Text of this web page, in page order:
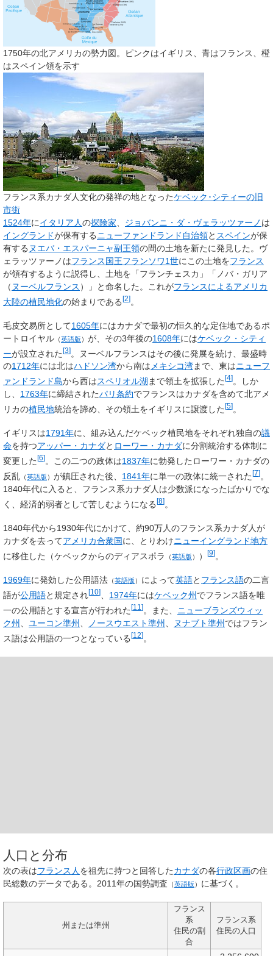
1750年の北アメリカの勢力図。ピンクはイギリス、青はフランス、橙
はスペイン領を示す
フランス系カナダ人文化の発祥の地となったケベック･シティーの旧
市街
1524年にイタリア人の探険家 ジョバンニ・ダ・ヴェラッツァーノ は
イングランドが保有するニューファンドランド自治領と スペインが保
有する ヌエバ・エスパーニャ副王領の間の土地を新たに発見した。ヴ
ェラッツァーノはフランス国王フランソワ1世にこの土地をフランス
が領有するように説得し、土地を「フランチェスカ」「ノバ・ガリア
（ ヌーベルフランス ）」と命名した。これがフランスによるアメリカ
大陸の植民地化の始まりである[2]
毛皮交易所として1605年にはカナダで最初の恒久的な定住地であるポ
ートロイヤル （英語版 ） が、その3年後の1608年にはケベック・シティ
ーが設立された[3]。ヌーベルフランスはその後に発展を続け、最盛時
の1712年には北はハドソン湾から南はメキシコ湾まで、東はニューフ
ァンドランド島から西はスペリオル湖 まで領土を拡張した [4] 。しか
し、 1763年に締結されたパリ条約でフランスはカナダを含めて北アメ
リカの植民地統治を諦め、その領土をイギリスに譲渡した [5] 。
イギリスは1791年に、組み込んだケベック植民地をそれぞれ独自の議
会を持つアッパー・カナダと ローワー・カナダに分割統治する体制に
変更した [6] 。この二つの政体は1837年に勃発した ローワー・カナダの
反乱 （英語版 ） が鎮圧された後、 1841年に単一の政体に統一された[7]。
1840年代に入ると、フランス系カナダ人は少数派になったばかりでな
く、経済的弱者として苦しむようになる[8]。
1840年代から1930年代にかけて、約90万人のフランス系カナダ人が
カナダを去ってアメリカ合衆国に、とりわけニューイングランド地方
に移住した（ケベックからのディアスポラ （英語版 ） ） [9]。
1969年に発効した公用語法 （英語版 ） によって英語と フランス語の二言
語が公用語と規定され[10] 1974年にはケベック州 でフランス語を唯
一の公用語とする宣言が行われた[11 ]。また、 ニューブランズウィッ
ク州
ユーコン準州 ノースウエスト準州 ヌナブト準州ではフラン
ス語は公用語の一つとなっている[12]
人口と分布
次の表はフランス人 を祖先に持つと回答したカナダの各行政区画の住
民総数のデータである。 2011年の国勢調査 （英語版 ） に基づく。
州または準州
フランス
系
住民の割
合
フランス系
住民の人口